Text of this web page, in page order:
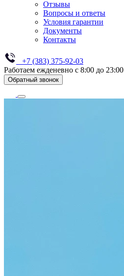
Отзывы
Вопросы и ответы
Условия гарантии
Документы
Контакты
+7 (383) 375-92-03
Работаем ежденевно с 8:00 до 23:00
Обратный звонок